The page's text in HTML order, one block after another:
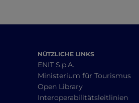
NÜTZLICHE LINKS
ENIT S.p.A.
Ministerium für Tourismus
Open Library
Interoperabilitätsleitlinien